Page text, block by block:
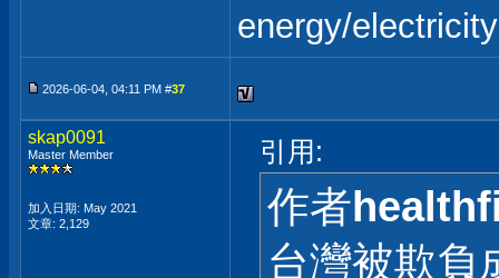
energy/
2026-06-04, 04:11 PM #37
skap0091
Master Member
加入日期: May 2021
文章: 2,129
引用:
作者
台灣被欺負